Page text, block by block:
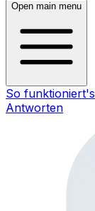
Open main menu
So funktioniert's
Antworten